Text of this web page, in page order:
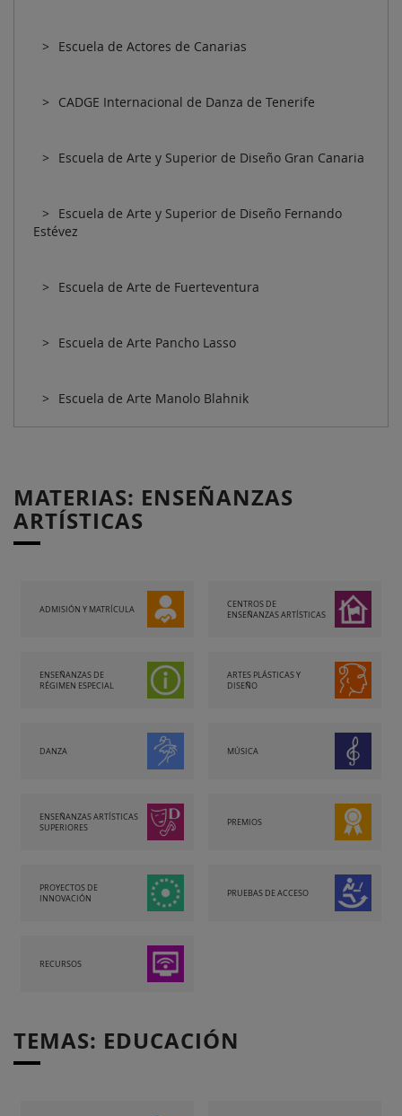
Escuela de Actores de Canarias
CADGE Internacional de Danza de Tenerife
Escuela de Arte y Superior de Diseño Gran Canaria
Escuela de Arte y Superior de Diseño Fernando
Estévez
Escuela de Arte de Fuerteventura
Escuela de Arte Pancho Lasso
Escuela de Arte Manolo Blahnik
MATERIAS: ENSEÑANZAS
ARTÍSTICAS
ADMISIÓN Y MATRÍCULA
CENTROS DE
ENSEÑANZAS ARTÍSTICAS
ENSEÑANZAS DE
RÉGIMEN ESPECIAL
ARTES PLÁSTICAS Y
DISEÑO
DANZA MÚSICA
ENSEÑANZAS ARTÍSTICAS
SUPERIORES
PREMIOS
PROYECTOS DE
INNOVACIÓN
PRUEBAS DE ACCESO
RECURSOS
TEMAS: EDUCACIÓN